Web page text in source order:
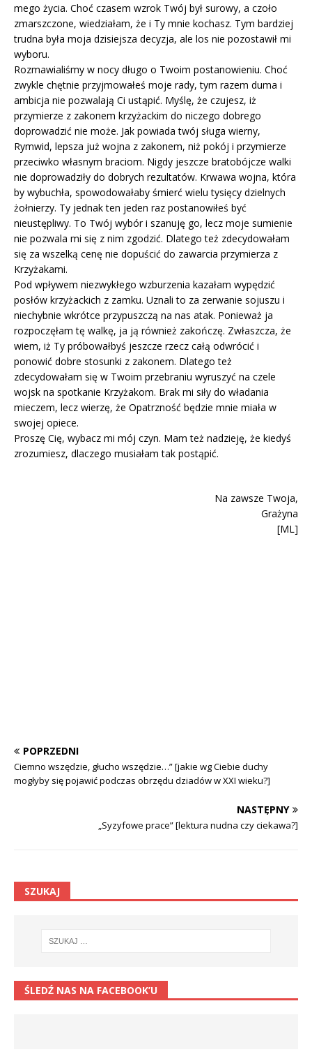
mego życia. Choć czasem wzrok Twój był surowy, a czoło
zmarszczone, wiedziałam, że i Ty mnie kochasz. Tym bardziej
trudna była moja dzisiejsza decyzja, ale los nie pozostawił mi
wyboru.
Rozmawialiśmy w nocy długo o Twoim postanowieniu. Choć
zwykle chętnie przyjmowałeś moje rady, tym razem duma i
ambicja nie pozwalają Ci ustąpić. Myślę, że czujesz, iż
przymierze z zakonem krzyżackim do niczego dobrego
doprowadzić nie może. Jak powiada twój sługa wierny,
Rymwid, lepsza już wojna z zakonem, niż pokój i przymierze
przeciwko własnym braciom. Nigdy jeszcze bratobójcze walki
nie doprowadziły do dobrych rezultatów. Krwawa wojna, która
by wybuchła, spowodowałaby śmierć wielu tysięcy dzielnych
żołnierzy. Ty jednak ten jeden raz postanowiłeś być
nieustępliwy. To Twój wybór i szanuję go, lecz moje sumienie
nie pozwala mi się z nim zgodzić. Dlatego też zdecydowałam
się za wszelką cenę nie dopuścić do zawarcia przymierza z
Krzyżakami.
Pod wpływem niezwykłego wzburzenia kazałam wypędzić
posłów krzyżackich z zamku. Uznali to za zerwanie sojuszu i
niechybnie wkrótce przypuszczą na nas atak. Ponieważ ja
rozpoczęłam tę walkę, ja ją również zakończę. Zwłaszcza, że
wiem, iż Ty próbowałbyś jeszcze rzecz całą odwrócić i
ponowić dobre stosunki z zakonem. Dlatego też
zdecydowałam się w Twoim przebraniu wyruszyć na czele
wojsk na spotkanie Krzyżakom. Brak mi siły do władania
mieczem, lecz wierzę, że Opatrzność będzie mnie miała w
swojej opiece.
Proszę Cię, wybacz mi mój czyn. Mam też nadzieję, że kiedyś
zrozumiesz, dlaczego musiałam tak postąpić.
Na zawsze Twoja,
Grażyna
[ML]
POPRZEDNI
Ciemno wszędzie, głucho wszędzie…” [jakie wg Ciebie duchy
mogłyby się pojawić podczas obrzędu dziadów w XXI wieku?]
NASTĘPNY
„Syzyfowe prace” [lektura nudna czy ciekawa?]
SZUKAJ
ŚLEDŹ NAS NA FACEBOOK’U